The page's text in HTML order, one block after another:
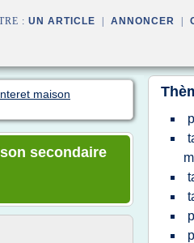
: UN ARTICLE ANNONCER
maison
secondaire